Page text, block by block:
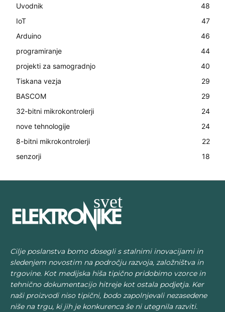
Uvodnik
48
IoT
47
Arduino
46
programiranje
44
projekti za samogradnjo
40
Tiskana vezja
29
BASCOM
29
32-bitni mikrokontrolerji
24
nove tehnologije
24
8-bitni mikrokontrolerji
22
senzorji
18
Cilje poslanstva bomo dosegli s stalnimi inovacijami in
sledenjem novostim na področju razvoja, založništva in
trgovine. Kot medijska hiša tipično pridobimo vzorce in
tehnično dokumentacijo hitreje kot ostala podjetja. Ker
naši proizvodi niso tipični, bodo zapolnjevali nezasedene
niše na trgu, ki jih je konkurenca še ni utegnila razviti.